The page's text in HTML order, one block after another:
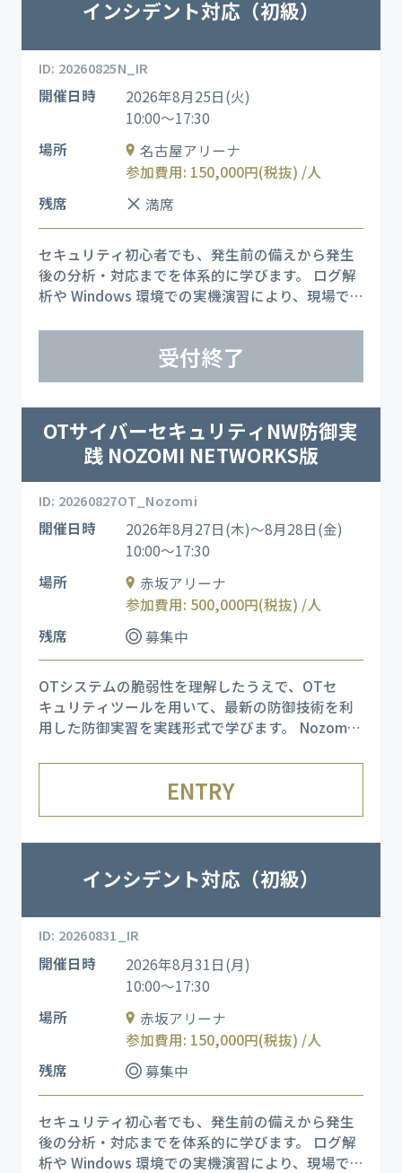
インシデント対応（初級）
ID: 20260825N_IR
開催日時
2026年8月25日(火)
10:00～17:30
場所
名古屋アリーナ
参加費用: 150,000円(税抜) /人
残席
満席
セキュリティ初心者でも、発生前の備えから発生
後の分析・対応までを体系的に学びます。 ログ解
析や Windows 環境での実機演習により、現場で
結するスキルを習得できます。
受付終了
OTサイバーセキュリティNW防御実
践 NOZOMI NETWORKS版
ID: 20260827OT_Nozomi
開催日時
2026年8月27日(木)～8月28日(金)
10:00～17:30
場所
赤坂アリーナ
参加費用: 500,000円(税抜) /人
残席
募集中
OTシステムの脆弱性を理解したうえで、OTセ
キュリティツールを用いて、最新の防御技術を利
用した防御実習を実践形式で学びます。 Nozomi
※TXOne
ENTRY
インシデント対応（初級）
ID: 20260831_IR
開催日時
2026年8月31日(月)
10:00～17:30
場所
赤坂アリーナ
参加費用: 150,000円(税抜) /人
残席
募集中
セキュリティ初心者でも、発生前の備えから発生
後の分析・対応までを体系的に学びます。 ログ解
析や Windows 環境での実機演習により、現場で